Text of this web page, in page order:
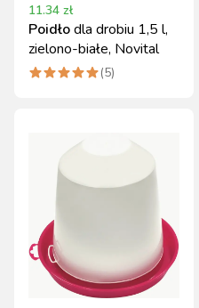
11.34 zł
Poidłodla drobiu 1,5 l,
zielono-białe, Novital
(5)